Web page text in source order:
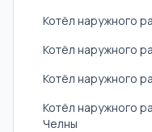
Котёл наружного
Котёл наружного
Котёл наружного
Котёл наружного
Челны